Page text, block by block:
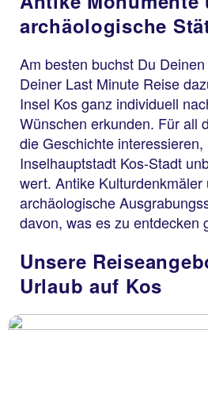
archäologische
Am besten buchst Du
Deiner Last Minute Reise
Insel Kos ganz individuell
Wünschen erkunden. Für all
die Geschichte
Inselhauptstadt Kos-Stadt
wert. Antike Kulturdenkmäler
archäologische
davon, was es zu entdecken
Unsere
Urlaub auf Kos